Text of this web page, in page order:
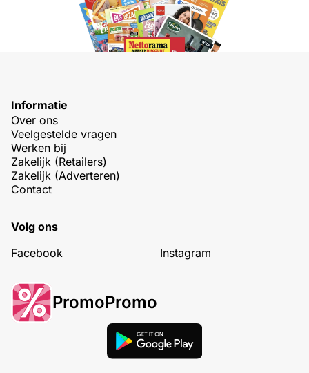
Informatie
Over ons
Veelgestelde vragen
Werken bij
Zakelijk (Retailers)
Zakelijk (Adverteren)
Contact
Volg ons
Facebook
Instagram
PromoPromo